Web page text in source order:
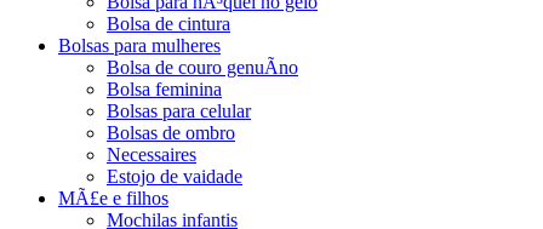
Bolsa de cintura
Bolsas para mulheres
Bolsa de couro genuÃ­no
Bolsa feminina
Bolsas para celular
Bolsas de ombro
Necessaires
Estojo de vaidade
MÃ£e e filhos
Mochilas infantis